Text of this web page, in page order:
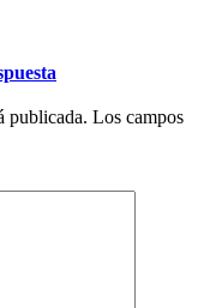
publicada. Los campos